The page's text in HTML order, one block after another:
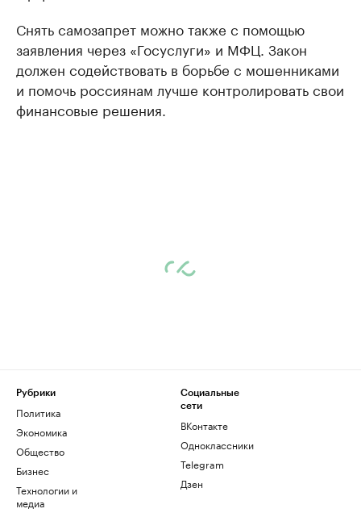
Снять самозапрет можно также с помощью
заявления через «Госуслуги» и МФЦ. Закон
должен содействовать в борьбе с мошенниками
и помочь россиянам лучше контролировать свои
финансовые решения.
Рубрики
Политика
Экономика
Общество
Бизнес
Технологии и
медиа
Социальные
сети
ВКонтакте
Одноклассники
Telegram
Дзен